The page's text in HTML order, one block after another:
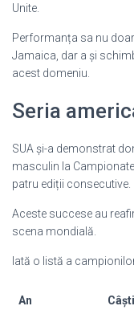
Unite.
Performanța sa nu
Jamaica, dar a și
acest domeniu.
Seria
SUA și-a demonstrat
masculin la
patru ediții consecutive.
Aceste succese au
scena mondială.
Iată o listă a
An